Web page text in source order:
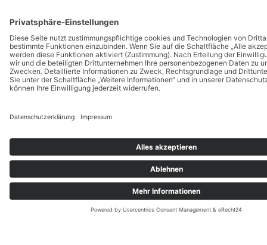
Unsere Partner